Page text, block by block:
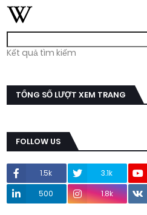
Kết quả tìm kiếm
TỔNG SỐ LƯỢT XEM TRANG
FOLLOW US
1.5k 3.1k
500
1.8k